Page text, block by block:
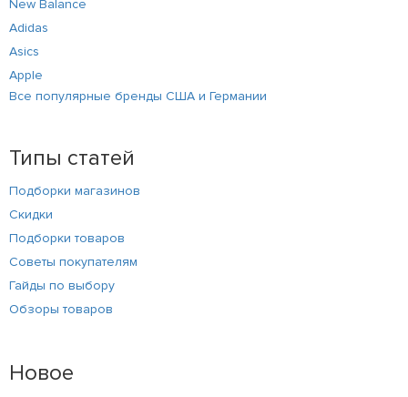
New Balance
Adidas
Asics
Apple
Все популярные бренды США и Германии
Типы статей
Подборки магазинов
Скидки
Подборки товаров
Советы покупателям
Гайды по выбору
Обзоры товаров
Новое